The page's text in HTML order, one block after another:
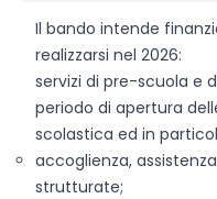
Il bando intende
realizzarsi nel 2026:
servizi di pre-scuola e
periodo di apertura
scolastica ed in
accoglienza,
strutturate;